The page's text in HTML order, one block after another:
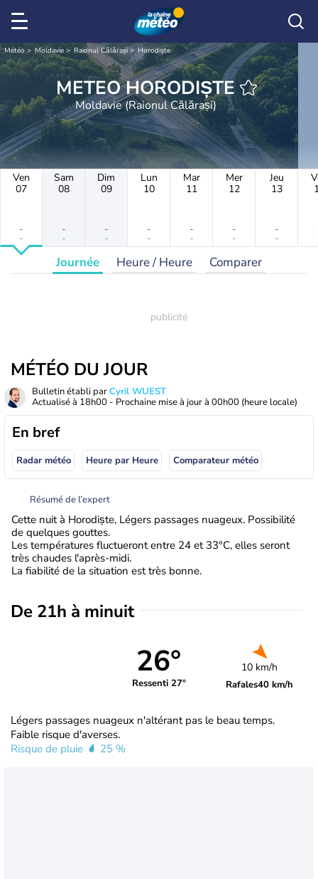
Météo Moldavie Raionul Călărași Horodiște
METEO HORODIȘTE
Moldavie (Raionul Călărași)
Ven
07
-
-
Sam
08
-
-
Dim
09
-
-
Lun
10
-
-
Mar
11
-
-
Mer
12
-
-
Jeu
13
-
-
Journée Heure / Heure Comparer
MÉTÉO DU JOUR
Bulletin établi parCyril WUEST
Actualisé à 18h00 - Prochaine mise à jour à 00h00 (heure locale)
En bref
Radar météo Heure par Heure Comparateur météo
Résumé de l’expert
Cette nuit à Horodiște, Légers passages nuageux. Possibilité
de quelques gouttes.
Les températures fluctueront entre 24 et 33°C, elles seront
très chaudes l'après-midi.
La fiabilité de la situation est très bonne.
De 21h à minuit
26°
Ressenti 27°
10 km/h
Rafales40 km/h
Légers passages nuageux n'altérant pas le beau temps.
Faible risque d'averses.
Risque de pluie
25 %